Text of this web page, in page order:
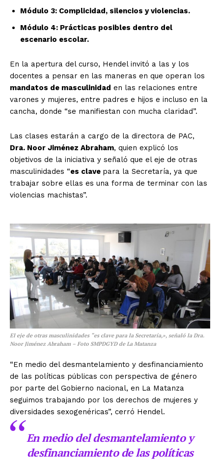
Módulo 3: Complicidad, silencios y violencias.
Módulo 4: Prácticas posibles dentro del
escenario escolar.
En la apertura del curso, Hendel invitó a las y los
docentes a pensar en las maneras en que operan los
mandatos de masculinidad en las relaciones entre
varones y mujeres, entre padres e hijos e incluso en la
cancha, donde “se manifiestan con mucha claridad”.
Las clases estarán a cargo de la directora de PAC,
Dra. Noor Jiménez Abraham, quien explicó los
objetivos de la iniciativa y señaló que el eje de otras
masculinidades “es clave para la Secretaría, ya que
trabajar sobre ellas es una forma de terminar con las
violencias machistas”.
El eje de otras masculinidades “es clave para la Secretaría,», señaló la Dra.
Noor Jiménez Abraham – Foto SMPDGYD de La Matanza
“En medio del desmantelamiento y desfinanciamiento
de las políticas públicas con perspectiva de género
por parte del Gobierno nacional, en La Matanza
seguimos trabajando por los derechos de mujeres y
diversidades sexogenéricas”, cerró Hendel.
En medio del desmantelamiento y
desfinanciamiento de las políticas